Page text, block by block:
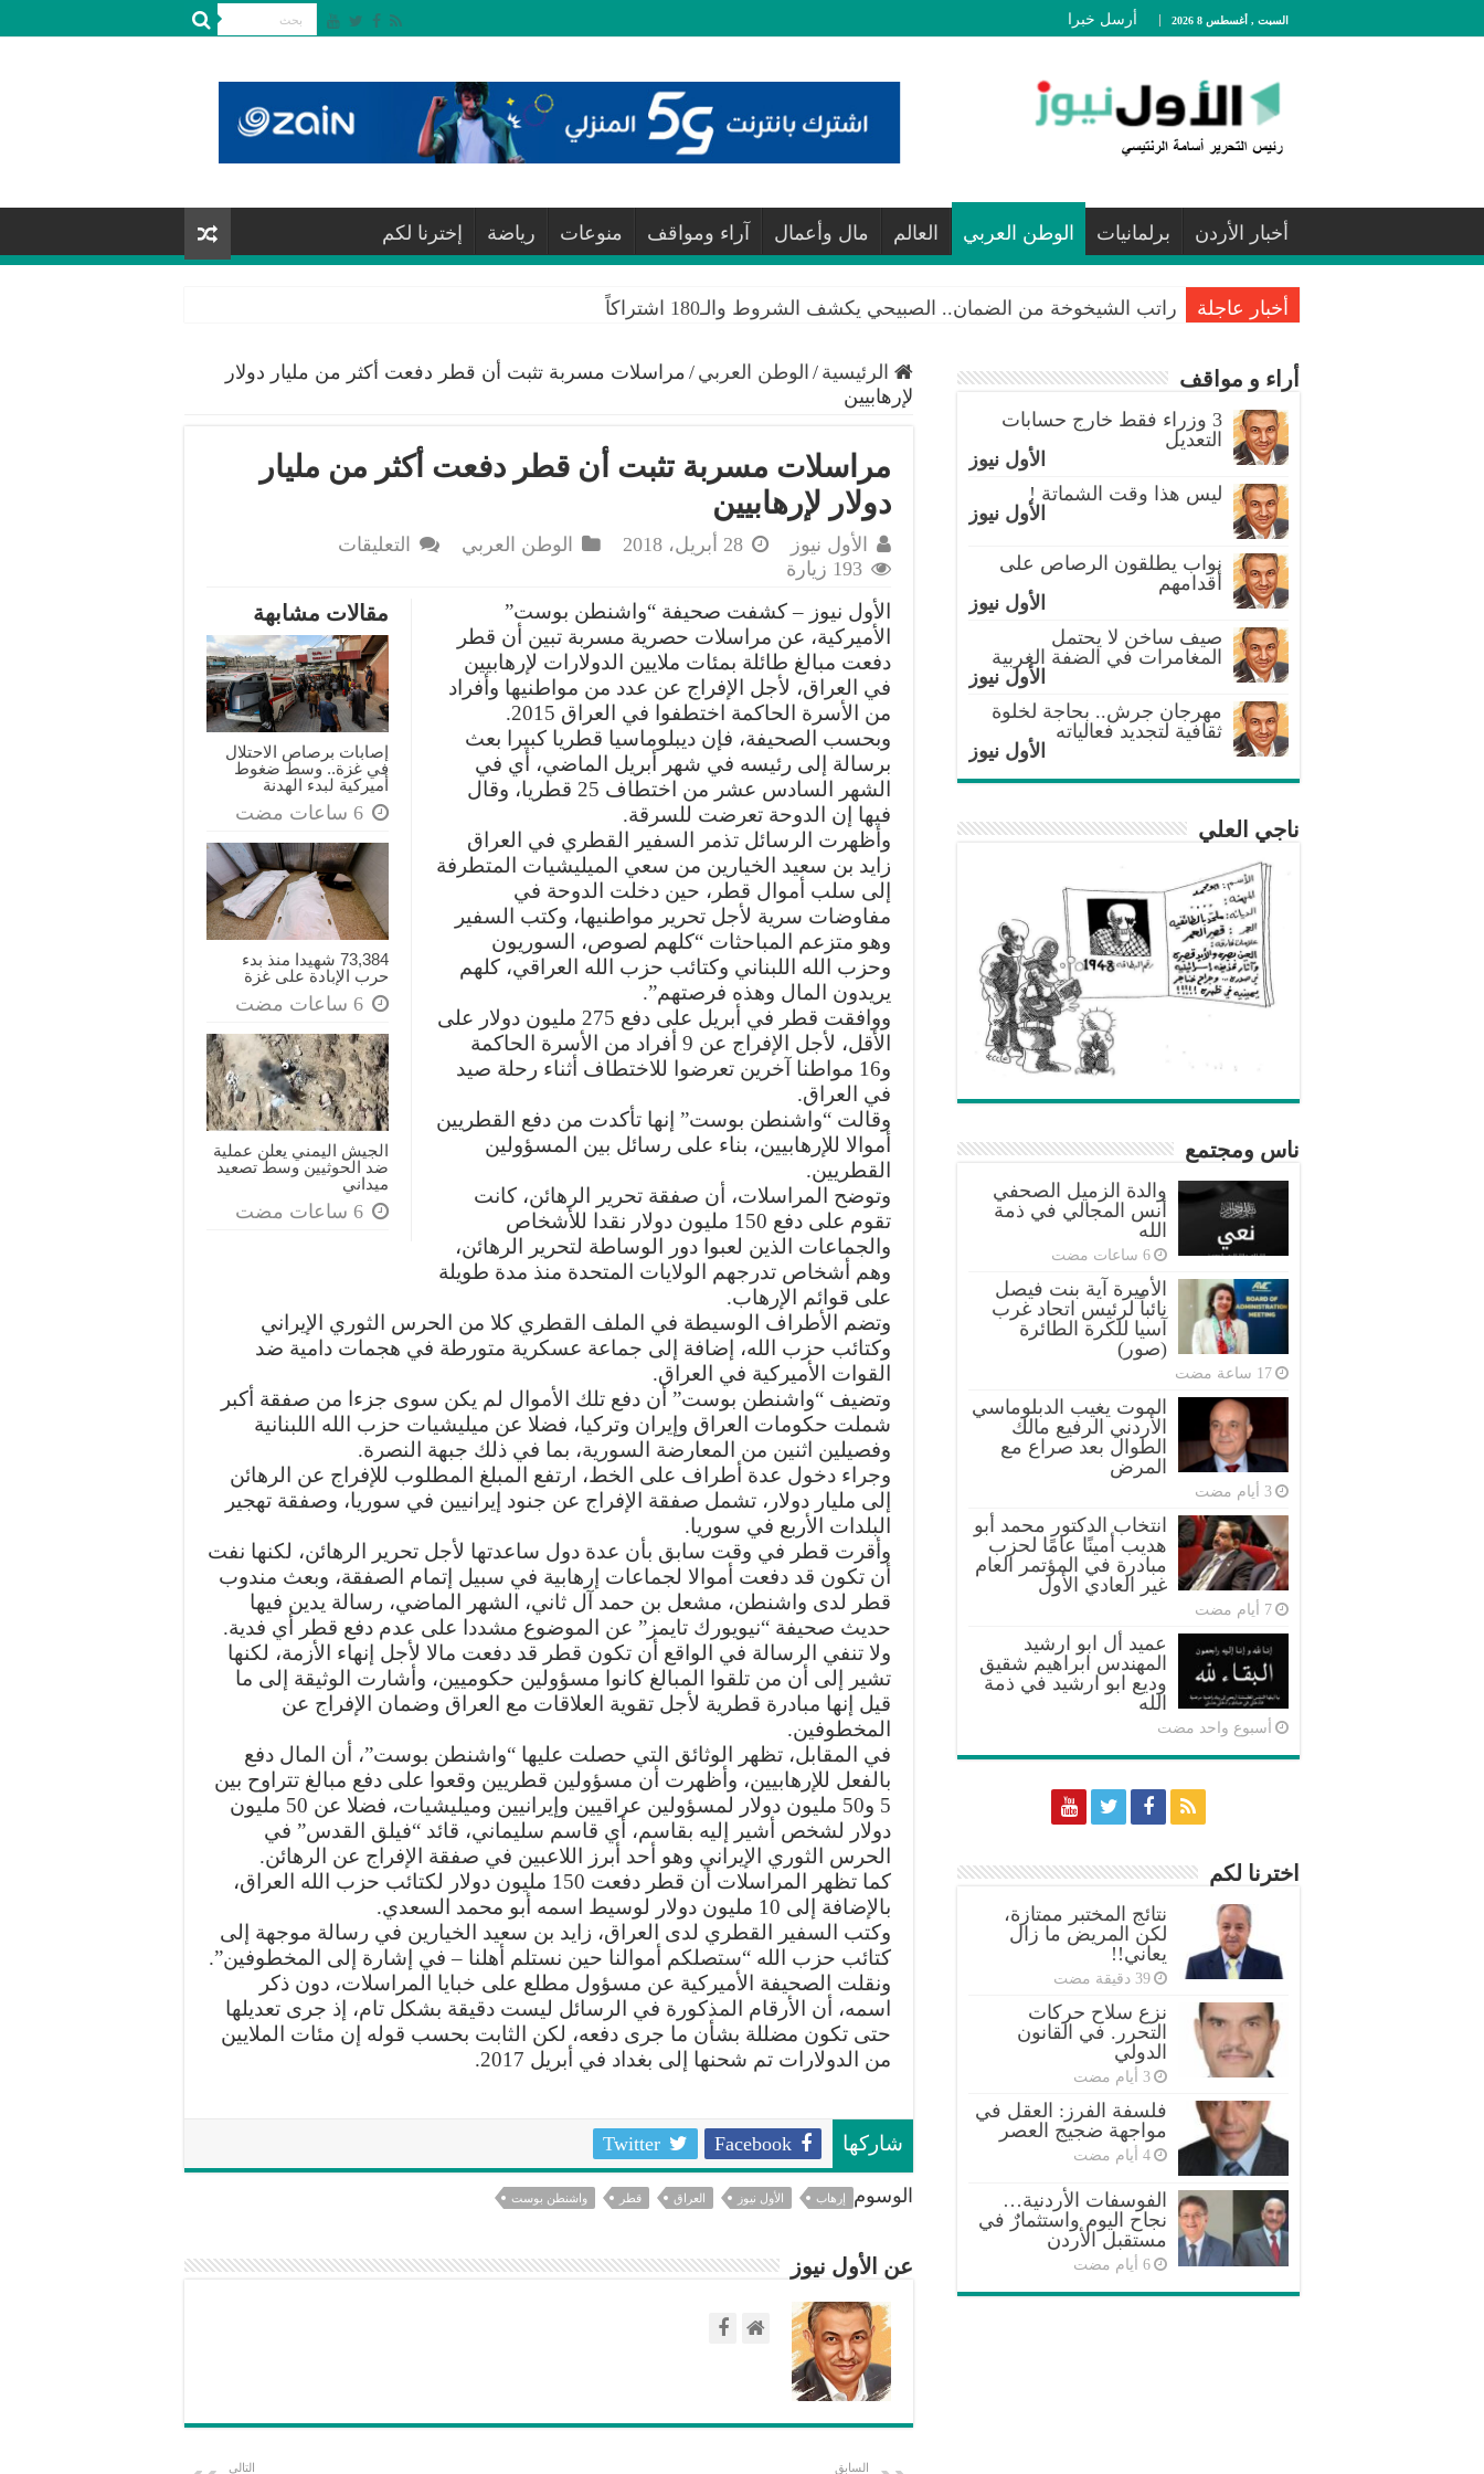
السبت , أغسطس 8 2026 أرسل خبرا
أخبار الأردن برلمانيات الوطن العربي العالم مال وأعمال آراء ومواقف منوعات رياضة إخترنا لكم
أخبار عاجلة راتب الشيخوخة من الضمان.. الصبيحي يكشف الشروط والـ180 اشتراكاً
الرئيسية / الوطن العربي / مراسلات مسربة تثبت أن قطر دفعت أكثر من مليار دولار
لإرهابيين
مراسلات مسربة تثبت أن قطر دفعت أكثر من مليار
دولار لإرهابيين
الأول نيوز 28 أبريل، 2018 الوطن العربي التعليقات
تثبت
أن
قطر
دفعت
أكثر
من
مليار
دولار
لإرهابيين
193 زيارة
مقالات مشابهة
إصابات برصاص الاحتلال
في غزة.. وسط ضغوط
أميركية لبدء الهدنة
73,384 شهيدا منذ بدء
حرب الإبادة على غزة
الجيش اليمني يعلن عملية
ضد الحوثيين وسط تصعيد
ميداني
الأول نيوز – كشفت صحيفة “واشنطن بوست”
الأميركية، عن مراسلات حصرية مسربة تبين أن قطر
دفعت مبالغ طائلة بمئات ملايين الدولارات لإرهابيين
في العراق، لأجل الإفراج عن عدد من مواطنيها وأفراد
من الأسرة الحاكمة اختطفوا في العراق 2015.
وبحسب الصحيفة، فإن ديبلوماسيا قطريا كبيرا بعث
برسالة إلى رئيسه في شهر أبريل الماضي، أي في
الشهر السادس عشر من اختطاف 25 قطريا، وقال
فيها إن الدوحة تعرضت للسرقة.
وأظهرت الرسائل تذمر السفير القطري في العراق
زايد بن سعيد الخيارين من سعي الميليشيات المتطرفة
إلى سلب أموال قطر، حين دخلت الدوحة في
مفاوضات سرية لأجل تحرير مواطنيها، وكتب السفير
وهو متزعم المباحثات “كلهم لصوص، السوريون
وحزب الله اللبناني وكتائب حزب الله العراقي، كلهم
يريدون المال وهذه فرصتهم”.
ووافقت قطر في أبريل على دفع 275 مليون دولار على
الأقل، لأجل الإفراج عن 9 أفراد من الأسرة الحاكمة
و16 مواطنا آخرين تعرضوا للاختطاف أثناء رحلة صيد
في العراق.
وقالت “واشنطن بوست” إنها تأكدت من دفع القطريين
أموالا للإرهابيين، بناء على رسائل بين المسؤولين
القطريين.
وتوضح المراسلات، أن صفقة تحرير الرهائن، كانت
تقوم على دفع 150 مليون دولار نقدا للأشخاص
والجماعات الذين لعبوا دور الوساطة لتحرير الرهائن،
وهم أشخاص تدرجهم الولايات المتحدة منذ مدة طويلة
على قوائم الإرهاب.
وتضم الأطراف الوسيطة في الملف القطري كلا من الحرس الثوري الإيراني
وكتائب حزب الله، إضافة إلى جماعة عسكرية متورطة في هجمات دامية ضد
القوات الأميركية في العراق.
وتضيف “واشنطن بوست” أن دفع تلك الأموال لم يكن سوى جزءا من صفقة أكبر
شملت حكومات العراق وإيران وتركيا، فضلا عن ميليشيات حزب الله اللبنانية
وفصيلين اثنين من المعارضة السورية، بما في ذلك جبهة النصرة.
وجراء دخول عدة أطراف على الخط، ارتفع المبلغ المطلوب للإفراج عن الرهائن
إلى مليار دولار، تشمل صفقة الإفراج عن جنود إيرانيين في سوريا، وصفقة تهجير
البلدات الأربع في سوريا.
وأقرت قطر في وقت سابق بأن عدة دول ساعدتها لأجل تحرير الرهائن، لكنها نفت
أن تكون قد دفعت أموالا لجماعات إرهابية في سبيل إتمام الصفقة، وبعث مندوب
قطر لدى واشنطن، مشعل بن حمد آل ثاني، الشهر الماضي، رسالة يدين فيها
حديث صحيفة “نيويورك تايمز” عن الموضوع مشددا على عدم دفع قطر أي فدية.
ولا تنفي الرسالة في الواقع أن تكون قطر قد دفعت مالا لأجل إنهاء الأزمة، لكنها
تشير إلى أن من تلقوا المبالغ كانوا مسؤولين حكوميين، وأشارت الوثيقة إلى ما
قيل إنها مبادرة قطرية لأجل تقوية العلاقات مع العراق وضمان الإفراج عن
المخطوفين.
في المقابل، تظهر الوثائق التي حصلت عليها “واشنطن بوست”، أن المال دفع
بالفعل للإرهابيين، وأظهرت أن مسؤولين قطريين وقعوا على دفع مبالغ تتراوح بين
5 و50 مليون دولار لمسؤولين عراقيين وإيرانيين وميليشيات، فضلا عن 50 مليون
دولار لشخص أشير إليه بقاسم، أي قاسم سليماني، قائد “فيلق القدس” في
الحرس الثوري الإيراني وهو أحد أبرز اللاعبين في صفقة الإفراج عن الرهائن.
كما تظهر المراسلات أن قطر دفعت 150 مليون دولار لكتائب حزب الله العراق،
بالإضافة إلى 10 مليون دولار لوسيط اسمه أبو محمد السعدي.
وكتب السفير القطري لدى العراق، زايد بن سعيد الخيارين في رسالة موجهة إلى
كتائب حزب الله “ستصلكم أموالنا حين نستلم أهلنا – في إشارة إلى المخطوفين”.
ونقلت الصحيفة الأميركية عن مسؤول مطلع على خبايا المراسلات، دون ذكر
اسمه، أن الأرقام المذكورة في الرسائل ليست دقيقة بشكل تام، إذ جرى تعديلها
حتى تكون مضللة بشأن ما جرى دفعه، لكن الثابت بحسب قوله إن مئات الملايين
من الدولارات تم شحنها إلى بغداد في أبريل 2017.
شاركها Facebook
Twitter
الوسوم إرهاب الأول نيوز العراق قطر واشنطن بوست
عن الأول نيوز
السابق التالي
أراء و مواقف
3 وزراء فقط خارج حسابات
التعديل
الأول نيوز
ليس هذا وقت الشماتة !
الأول نيوز
نواب يطلقون الرصاص على
أقدامهم
الأول نيوز
صيف ساخن لا يحتمل
المغامرات في الضفة الغربية
الأول نيوز
مهرجان جرش.. بحاجة لخلوة
ثقافية لتجديد فعالياته
الأول نيوز
ناجي العلي
ناس ومجتمع
والدة الزميل الصحفي
أنس المجالي في ذمة
الله
الأميرة آية بنت فيصل
نائباً لرئيس اتحاد غرب
آسيا للكرة الطائرة
(صور)
الموت يغيب الدبلوماسي
الأردني الرفيع مالك
الطوال بعد صراع مع
المرض
انتخاب الدكتور محمد أبو
هديب أمينًا عامًا لحزب
مبادرة في المؤتمر العام
غير العادي الأول
عميد أل ابو ارشيد
المهندس ابراهيم شقيق
وديع ابو ارشيد في ذمة
الله
‏أسبوع واحد مضت
اخترنا لكم
نتائج المختبر ممتازة،
لكن المريض ما زال
يعاني!!
نزع سلاح حركات
التحرر. في القانون
الدولي
فلسفة الفرز: العقل في
مواجهة ضجيج العصر
الفوسفات الأردنية…
نجاح اليوم واستثمارٌ في
مستقبل الأردن